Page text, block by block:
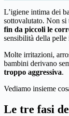
L’igiene intima dei
sottovalutato. Non si
fin da piccoli le
sensibilità della pelle
Molte irritazioni,
bambini derivano
troppo aggressiva.
Vediamo insieme
Le tre fasi